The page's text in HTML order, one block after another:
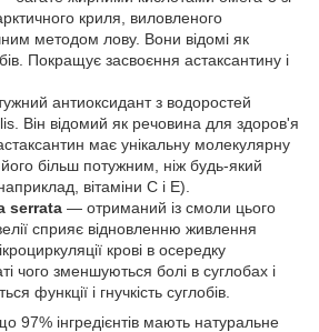
криля, виловленого
методом лову. Вони відомі як
Покращує засвоєння астаксантину і
антиоксидант з водоростей
Він відомий як речовина для здоров'я
має унікальну молекулярну
більш потужним, ніж будь-який
вітаміни С і Е).
serrata — отриманий із смоли цього
сприяє відновленню живлення
крові в осередку
чого зменшуються болі в суглобах і
функції і гнучкість суглобів.
97% інгредієнтів мають натуральне